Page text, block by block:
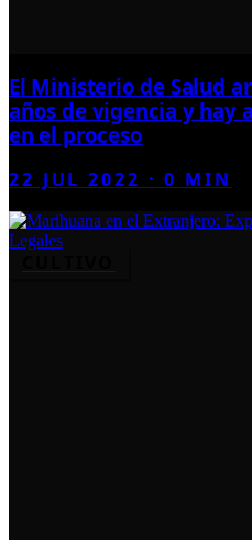
El Ministerio de Salud
años de vigencia y hay
en el proceso
22 JUL 2022 ·0 MIN